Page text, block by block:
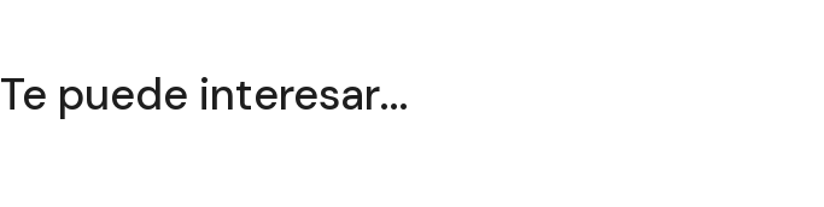
Te puede interesar...